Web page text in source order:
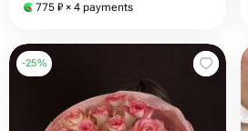
775 ₽ × 4 payments
-25%